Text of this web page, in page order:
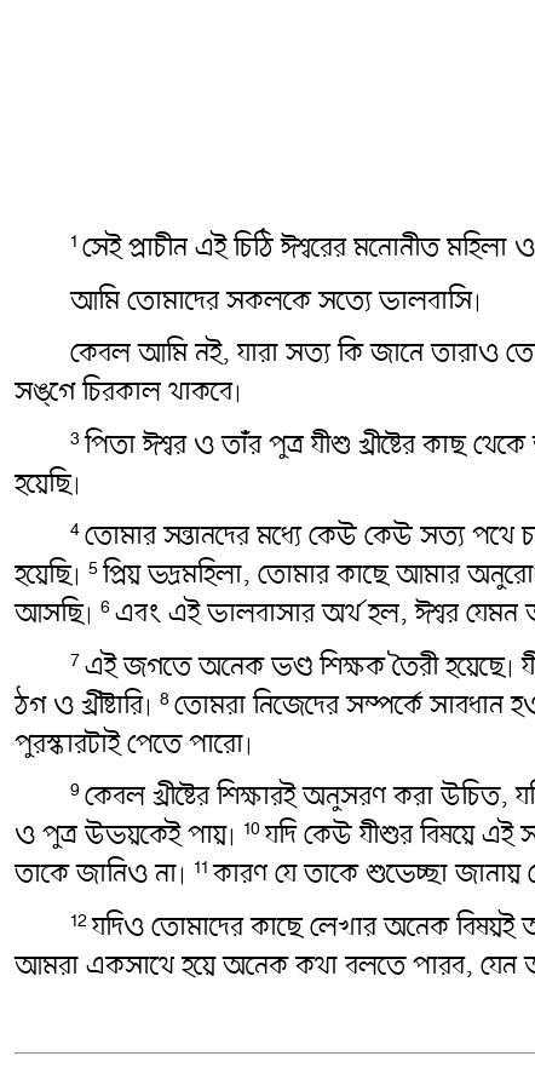
1 সেই প্রাচীন এই চিঠি ঈশ্বরের মনোনীত মহিলা
আমি তোমাদের সকলকে সত্যে ভালবাসি৷
কেবল আমি নই, যারা সত্য কি জানে তারাও
সঙ্গে চিরকাল থাকবে৷
3পিতা ঈশ্বর ও তাঁর পুত্র যীশু খ্রীষ্টের কাছ
হয়েছি৷
4 তোমার সন্তানদের মধ্যে কেউ কেউ সত্য
হয়েছি৷ 5প্রিয় ভদ্রমহিলা, তোমার কাছে আমার
আসছি৷ 6 এবং এই ভালবাসার অর্থ হল, ঈশ্বর
7 এই জগতে অনেক ভণ্ড শিক্ষক তৈরী হয়েছে৷
ঠগ ও খ্রীষ্টারি৷ 8 তোমরা নিজেদের সম্পর্কে সাবধান
পুরস্কারটাই পেতে পারো৷
9 কেবল খ্রীষ্টের শিক্ষারই অনুসরণ করা উচিত,
ও পুত্র উভয়কেই পায়৷ 10যদি কেউ যীশুর বিষয়ে এই
তাকে জানিও না৷ 11কারণ যে তাকে শুভেচ্ছা জানায়
12যদিও তোমাদের কাছে লেখার অনেক
আমরা একসাথে হয়ে অনেক কথা বলতে পারব, যেন